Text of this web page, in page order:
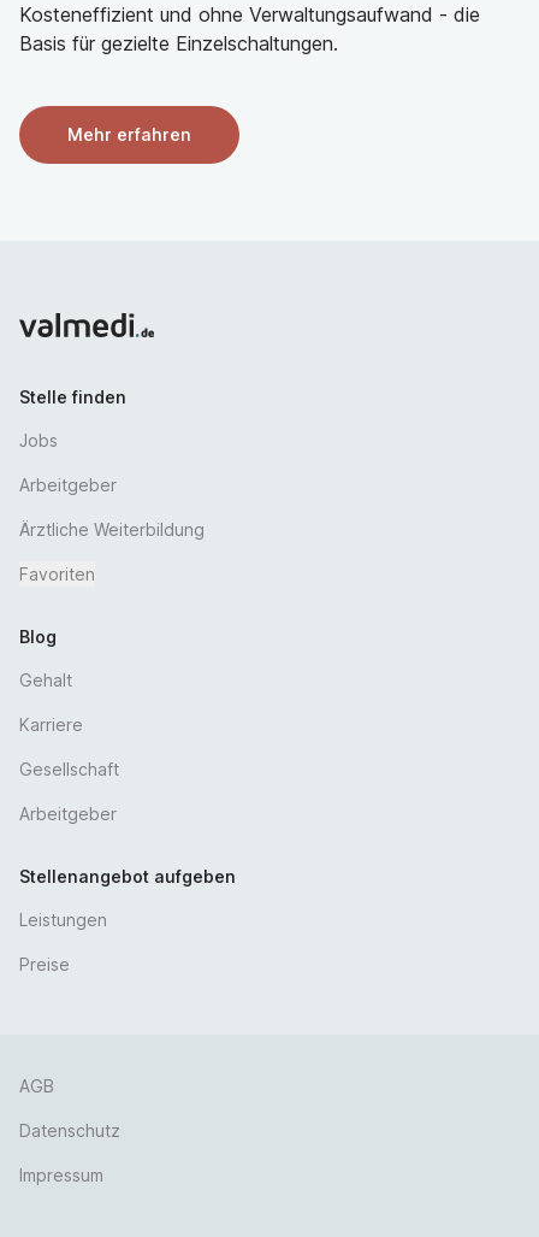
Kosteneffizient und ohne Verwaltungsaufwand - die
Basis für gezielte Einzelschaltungen.
Mehr erfahren
Stelle finden
Jobs
Arbeitgeber
Ärztliche Weiterbildung
Favoriten
Blog
Gehalt
Karriere
Gesellschaft
Arbeitgeber
Stellenangebot aufgeben
Leistungen
Preise
AGB
Datenschutz
Impressum